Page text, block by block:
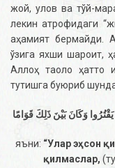
жой, улов ва тўй-
лекин атрофидаги
аҳамият бермайди.
ўзига яхши шароит,
Аллоҳ таоло ҳатто
тутишга буюриб
وَكَانَ بَيْنَ ذَلِكَ قَوَامًا
яъни: “Улар эҳсон
қилмаслар,